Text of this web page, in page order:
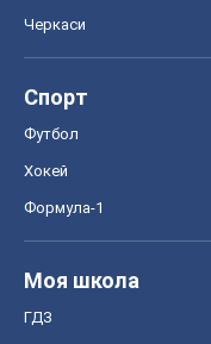
Черкаси
Спорт
Футбол
Хокей
Формула-1
Моя школа
ГДЗ